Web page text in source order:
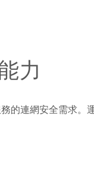
力
的連網安全需求。